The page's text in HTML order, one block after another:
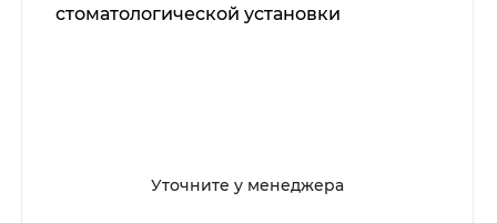
стоматологической установки
Уточните у менеджера